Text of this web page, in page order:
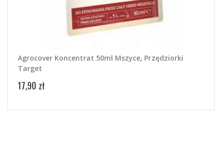
Agrocover Koncentrat 50ml Mszyce, Przędziorki
Target
17,90 zł